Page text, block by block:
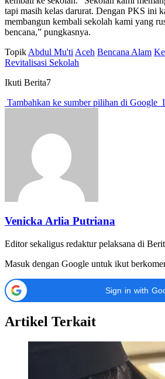
tapi masih kelas darurat. Dengan PKS ini
membangun kembali sekolah kami yang
bencana,” pungkasnya.
Topik Abdul Mu'ti Aceh Bencana Alam
Revitalisasi Sekolah
Ikuti Berita7
Tambahkan ke sumber pilihan di Google
Venicka Arlia Putriana
Editor sekaligus redaktur pelaksana di
Masuk dengan Google untuk ikut
Sign in with
Artikel Terkait